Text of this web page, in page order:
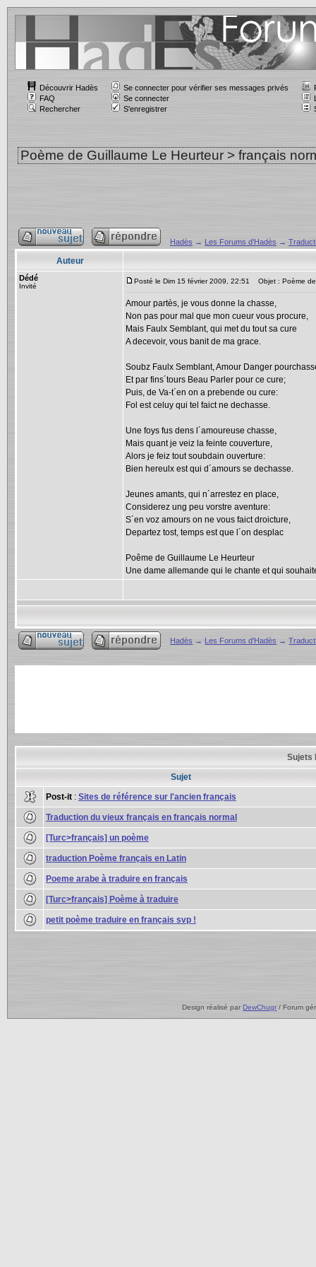
Découvrir Hadès
FAQ
Rechercher
Se connecter pour vérifier ses messages privés
Se connecter
S'enregistrer
Poème de Guillaume Le Heurteur > français
Hadès → Les Forums d'Hadès →
Auteur
Dédé
Invité
Posté le Dim 15 février 2009, 22:51 Objet : Poème de
Amour partès, je vous donne la chasse,
Non pas pour mal que mon cueur vous procure,
Mais Faulx Semblant, qui met du tout sa cure
A decevoir, vous banit de ma grace.
Soubz Faulx Semblant, Amour Danger
Et par fins´tours Beau Parler pour ce cure;
Puis, de Va-t´en on a prebende ou cure:
Fol est celuy qui tel faict ne dechasse.
Une foys fus dens l´amoureuse chasse,
Mais quant je veiz la feinte couverture,
Alors je feiz tout soubdain ouverture:
Bien hereulx est qui d´amours se dechasse.
Jeunes amants, qui n´arrestez en place,
Considerez ung peu vorstre aventure:
S´en voz amours on ne vous faict droicture,
Departez tost, temps est que l´on desplac
Poême de Guillaume Le Heurteur
Une dame allemande qui le chante et qui
Hadès → Les Forums d'Hadès →
Sujets
Sujet
Post-it : Sites de référence sur l'ancien français
Traduction du vieux français en français normal
[Turc>français] un poème
traduction Poème français en Latin
Poeme arabe à traduire en français
[Turc>français] Poème à traduire
petit poème traduire en français svp !
Design réalisé parDewChugr / Forum